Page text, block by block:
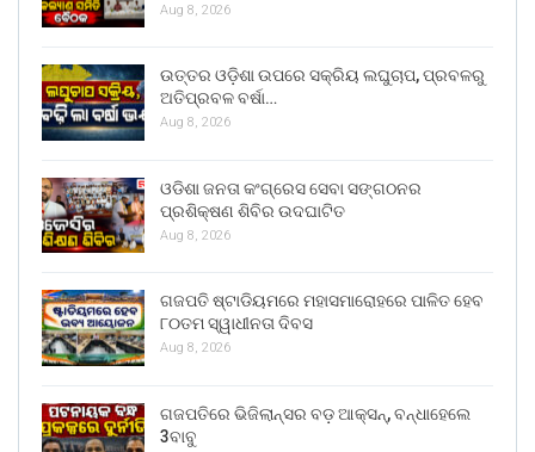
Aug 8, 2026
ଉତ୍ତର ଓଡ଼ିଶା ଉପରେ ସକ୍ରିୟ ଲଘୁଚାପ, ପ୍ରବଳରୁ
ଅତିପ୍ରବଳ ବର୍ଷା…
Aug 8, 2026
ଓଡିଶା ଜନତା କଂଗ୍ରେସ ସେବା ସଙ୍ଗଠନର
ପ୍ରଶିକ୍ଷଣ ଶିବିର ଉଦଘାଟିତ
Aug 8, 2026
ଗଜପତି ଷ୍ଟାଡିୟମରେ ମହାସମାରୋହରେ ପାଳିତ ହେବ
୮୦ତମ ସ୍ୱାଧୀନତା ଦିବସ
Aug 8, 2026
ଗଜପତିରେ ଭିଜିଲାନ୍ସର ବଡ଼ ଆକ୍ସନ୍, ବନ୍ଧାହେଲେ
3ବାବୁ